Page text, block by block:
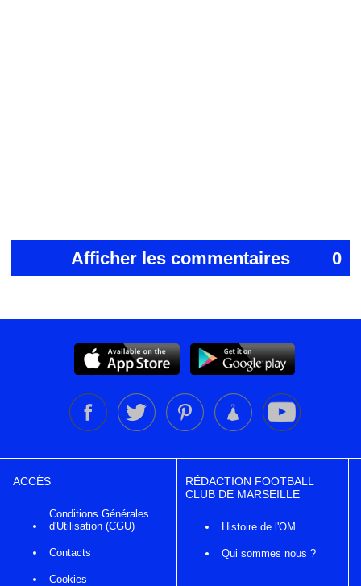
Afficher les commentaires 0
ACCÈS
Conditions Générales
d'Utilisation (CGU)
Contacts
Cookies
RÉDACTION FOOTBALL
CLUB DE MARSEILLE
Histoire de l'OM
Qui sommes nous ?